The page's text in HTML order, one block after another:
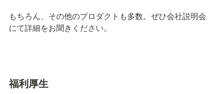
もちろん、その他のプロダクトも多数。ぜひ会社説明会
にて詳細をお聞きください。
福利厚生